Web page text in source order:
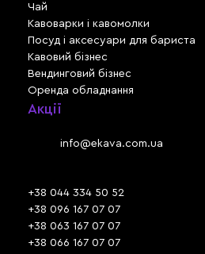
Чай
Кавоварки і кавомолки
Посуд і аксесуари для бариста
Кавовий бізнес
Вендинговий бізнес
Оренда обладнання
Акції
info@ekava.com.ua
+38 044 334 50 52
+38 096 167 07 07
+38 063 167 07 07
+38 066 167 07 07